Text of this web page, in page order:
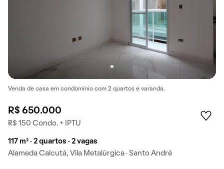
Venda de casa em condomínio com 2 quartos e varanda.
R$ 650.000
R$ 150 Condo. + IPTU
117 m² · 2 quartos · 2 vagas
Alameda Calcutá, Vila Metalúrgica · Santo André